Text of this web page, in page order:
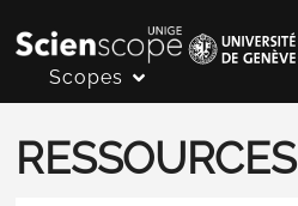
Scopes
RESSOURCES